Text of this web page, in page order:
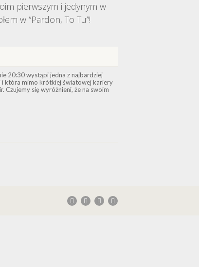
pierwszym i jedynym w
w “Pardon, To Tu”!
20:30 wystąpi jedna z najbardziej
i która mimo krótkiej światowej kariery
Czujemy się wyróżnieni, że na swoim